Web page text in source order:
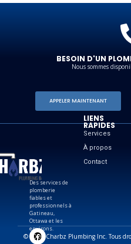
BESOIN D'UN
Nous sommes
APPELER MAINTENANT
Des services de
plomberie
fiables et
professionnels à
Gatineau,
Ottawa et les
environs.
LIENS
RAPIDES
Services
À propos
Contact
© 2026 Charbz Plumbing Inc. Tous